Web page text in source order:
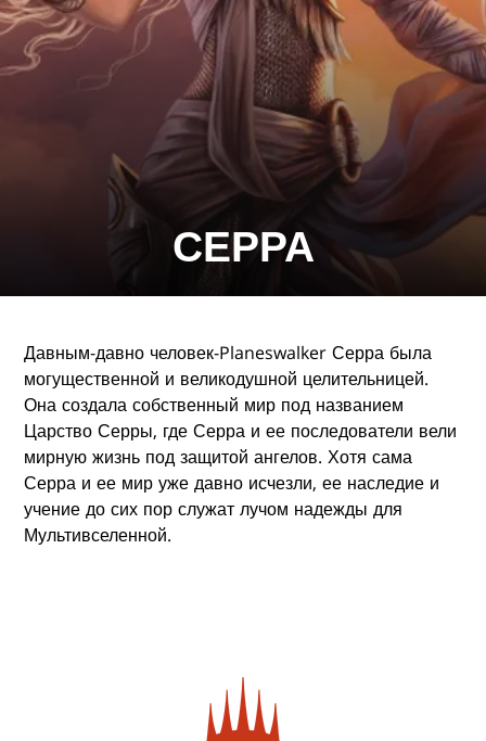
СЕРРА
Давным-давно человек-Planeswalker Серра была
могущественной и великодушной целительницей.
Она создала собственный мир под названием
Царство Серры, где Серра и ее последователи вели
мирную жизнь под защитой ангелов. Хотя сама
Серра и ее мир уже давно исчезли, ее наследие и
учение до сих пор служат лучом надежды для
Мультивселенной.